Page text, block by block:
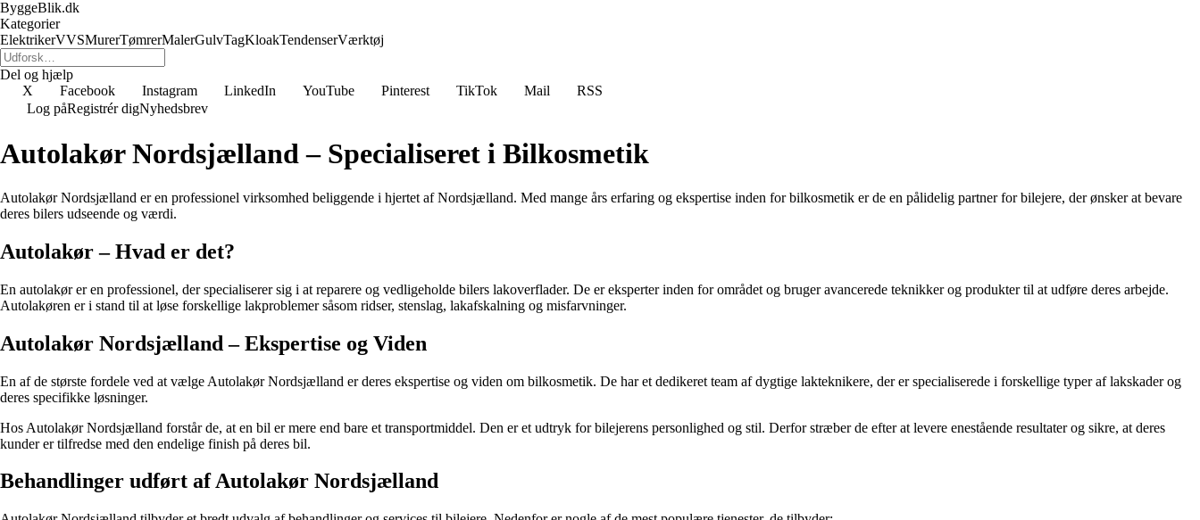
ByggeBlik.dk
Kategorier
ElektrikerVVSMurerTømrerMalerGulvTagKloakTendenserVærktøj
Del og hjælp
X
Facebook Instagram LinkedIn YouTube Pinterest TikTok Mail
RSS
Log påRegistrér digNyhedsbrev
Autolakør Nordsjælland – Specialiseret i Bilkosmetik
Autolakør Nordsjælland er en professionel virksomhed beliggende i hjertet af Nordsjælland. Med mange års erfaring og ekspertise inden for bilkosmetik er de en pålidelig partner for bilejere, der ønsker at bevare
deres bilers udseende og værdi.
Autolakør – Hvad er det?
En autolakør er en professionel, der specialiserer sig i at reparere og vedligeholde bilers lakoverflader. De er eksperter inden for området og bruger avancerede teknikker og produkter til at udføre deres arbejde.
Autolakøren er i stand til at løse forskellige lakproblemer såsom ridser, stenslag, lakafskalning og misfarvninger.
Autolakør Nordsjælland – Ekspertise og Viden
En af de største fordele ved at vælge Autolakør Nordsjælland er deres ekspertise og viden om bilkosmetik. De har et dedikeret team af dygtige lakteknikere, der er specialiserede i forskellige typer af lakskader og
deres specifikke løsninger.
Hos Autolakør Nordsjælland forstår de, at en bil er mere end bare et transportmiddel. Den er et udtryk for bilejerens personlighed og stil. Derfor stræber de efter at levere enestående resultater og sikre, at deres
kunder er tilfredse med den endelige finish på deres bil.
Behandlinger udført af Autolakør Nordsjælland